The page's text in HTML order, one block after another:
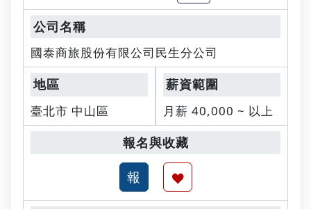
國泰商旅股份有限公司民生分公司
臺北市 中山區 月薪 40,000 ~ 以上